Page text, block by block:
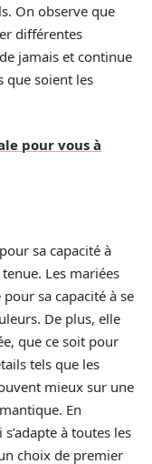
On observe que
différentes
jamais et continue
que soient les
pour vous à
sa capacité à
Les mariées
sa capacité à se
De plus, elle
que ce soit pour
tels que les
mieux sur une
En
à toutes les
choix de premier